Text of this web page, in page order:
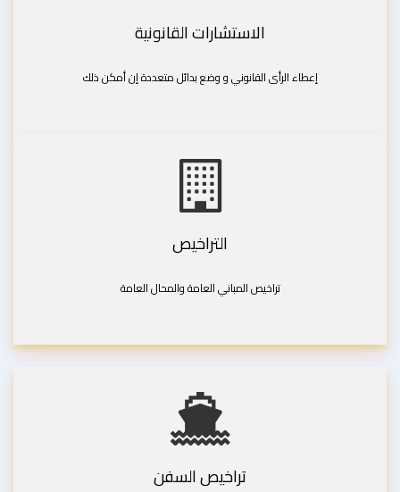
الاستشارات القانونية
إعطاء الرأى القانوني و وضع بدائل متعددة إن أمكن ذلك
التراخيص
تراخيص المباني العامة والمحال العامة
تراخيص السفن